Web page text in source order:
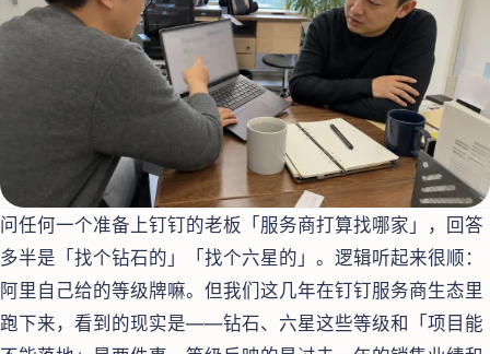
问任何一个准备上钉钉的老板「服务商打算找哪家」，回答
多半是「找个钻石的」「找个六星的」。逻辑听起来很顺：
阿里自己给的等级牌嘛。但我们这几年在钉钉服务商生态里
跑下来，看到的现实是——钻石、六星这些等级和「项目能